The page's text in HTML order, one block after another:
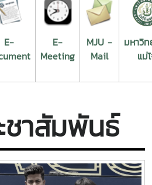
E-
E-
Meeting
MJU -
Mail
มหาวิ
แม่
ชาสัมพันธ์